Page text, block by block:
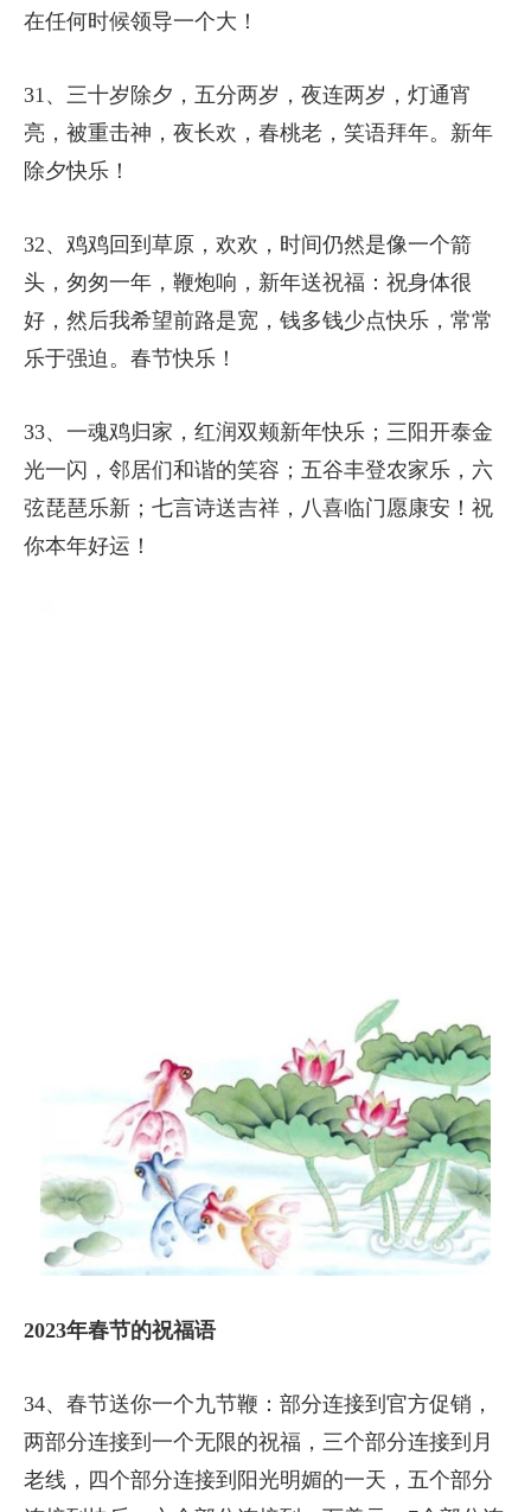
在任何时候领导一个大！
31、三十岁除夕，五分两岁，夜连两岁，灯通宵
亮，被重击神，夜长欢，春桃老，笑语拜年。新年
除夕快乐！
32、鸡鸡回到草原，欢欢，时间仍然是像一个箭
头，匆匆一年，鞭炮响，新年送祝福：祝身体很
好，然后我希望前路是宽，钱多钱少点快乐，常常
乐于强迫。春节快乐！
33、一魂鸡归家，红润双颊新年快乐；三阳开泰金
光一闪，邻居们和谐的笑容；五谷丰登农家乐，六
弦琵琶乐新；七言诗送吉祥，八喜临门愿康安！祝
你本年好运！
2023年春节的祝福语
34、春节送你一个九节鞭：部分连接到官方促销，
两部分连接到一个无限的祝福，三个部分连接到月
老线，四个部分连接到阳光明媚的一天，五个部分